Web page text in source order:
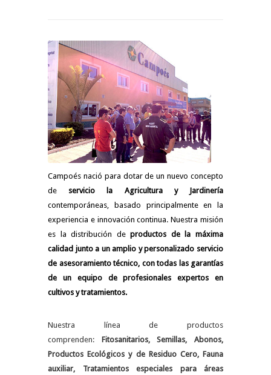
Campoés nació para dotar de un nuevo concepto
de servicio la Agricultura y Jardinería
contemporáneas, basado principalmente en la
experiencia e innovación continua. Nuestra misión
es la distribución deproductos de la máxima
calidad junto a un amplio y personalizado servicio
de asesoramiento técnico, con todas las garantías
de un equipo de profesionales expertos en
cultivos y tratamientos.
Nuestra línea de productos
comprenden: Fitosanitarios, Semillas, Abonos,
Productos Ecológicos y de Residuo Cero, Fauna
auxiliar, Tratamientos especiales para áreas